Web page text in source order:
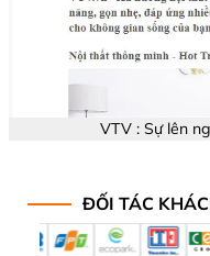
VTV : Sự lên
ĐỐI TÁC